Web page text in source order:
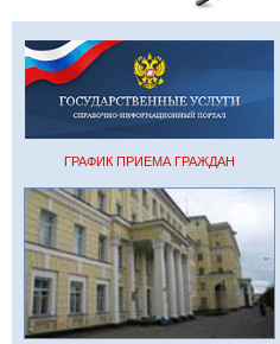
ГРАФИК ПРИЕМА ГРАЖДАН